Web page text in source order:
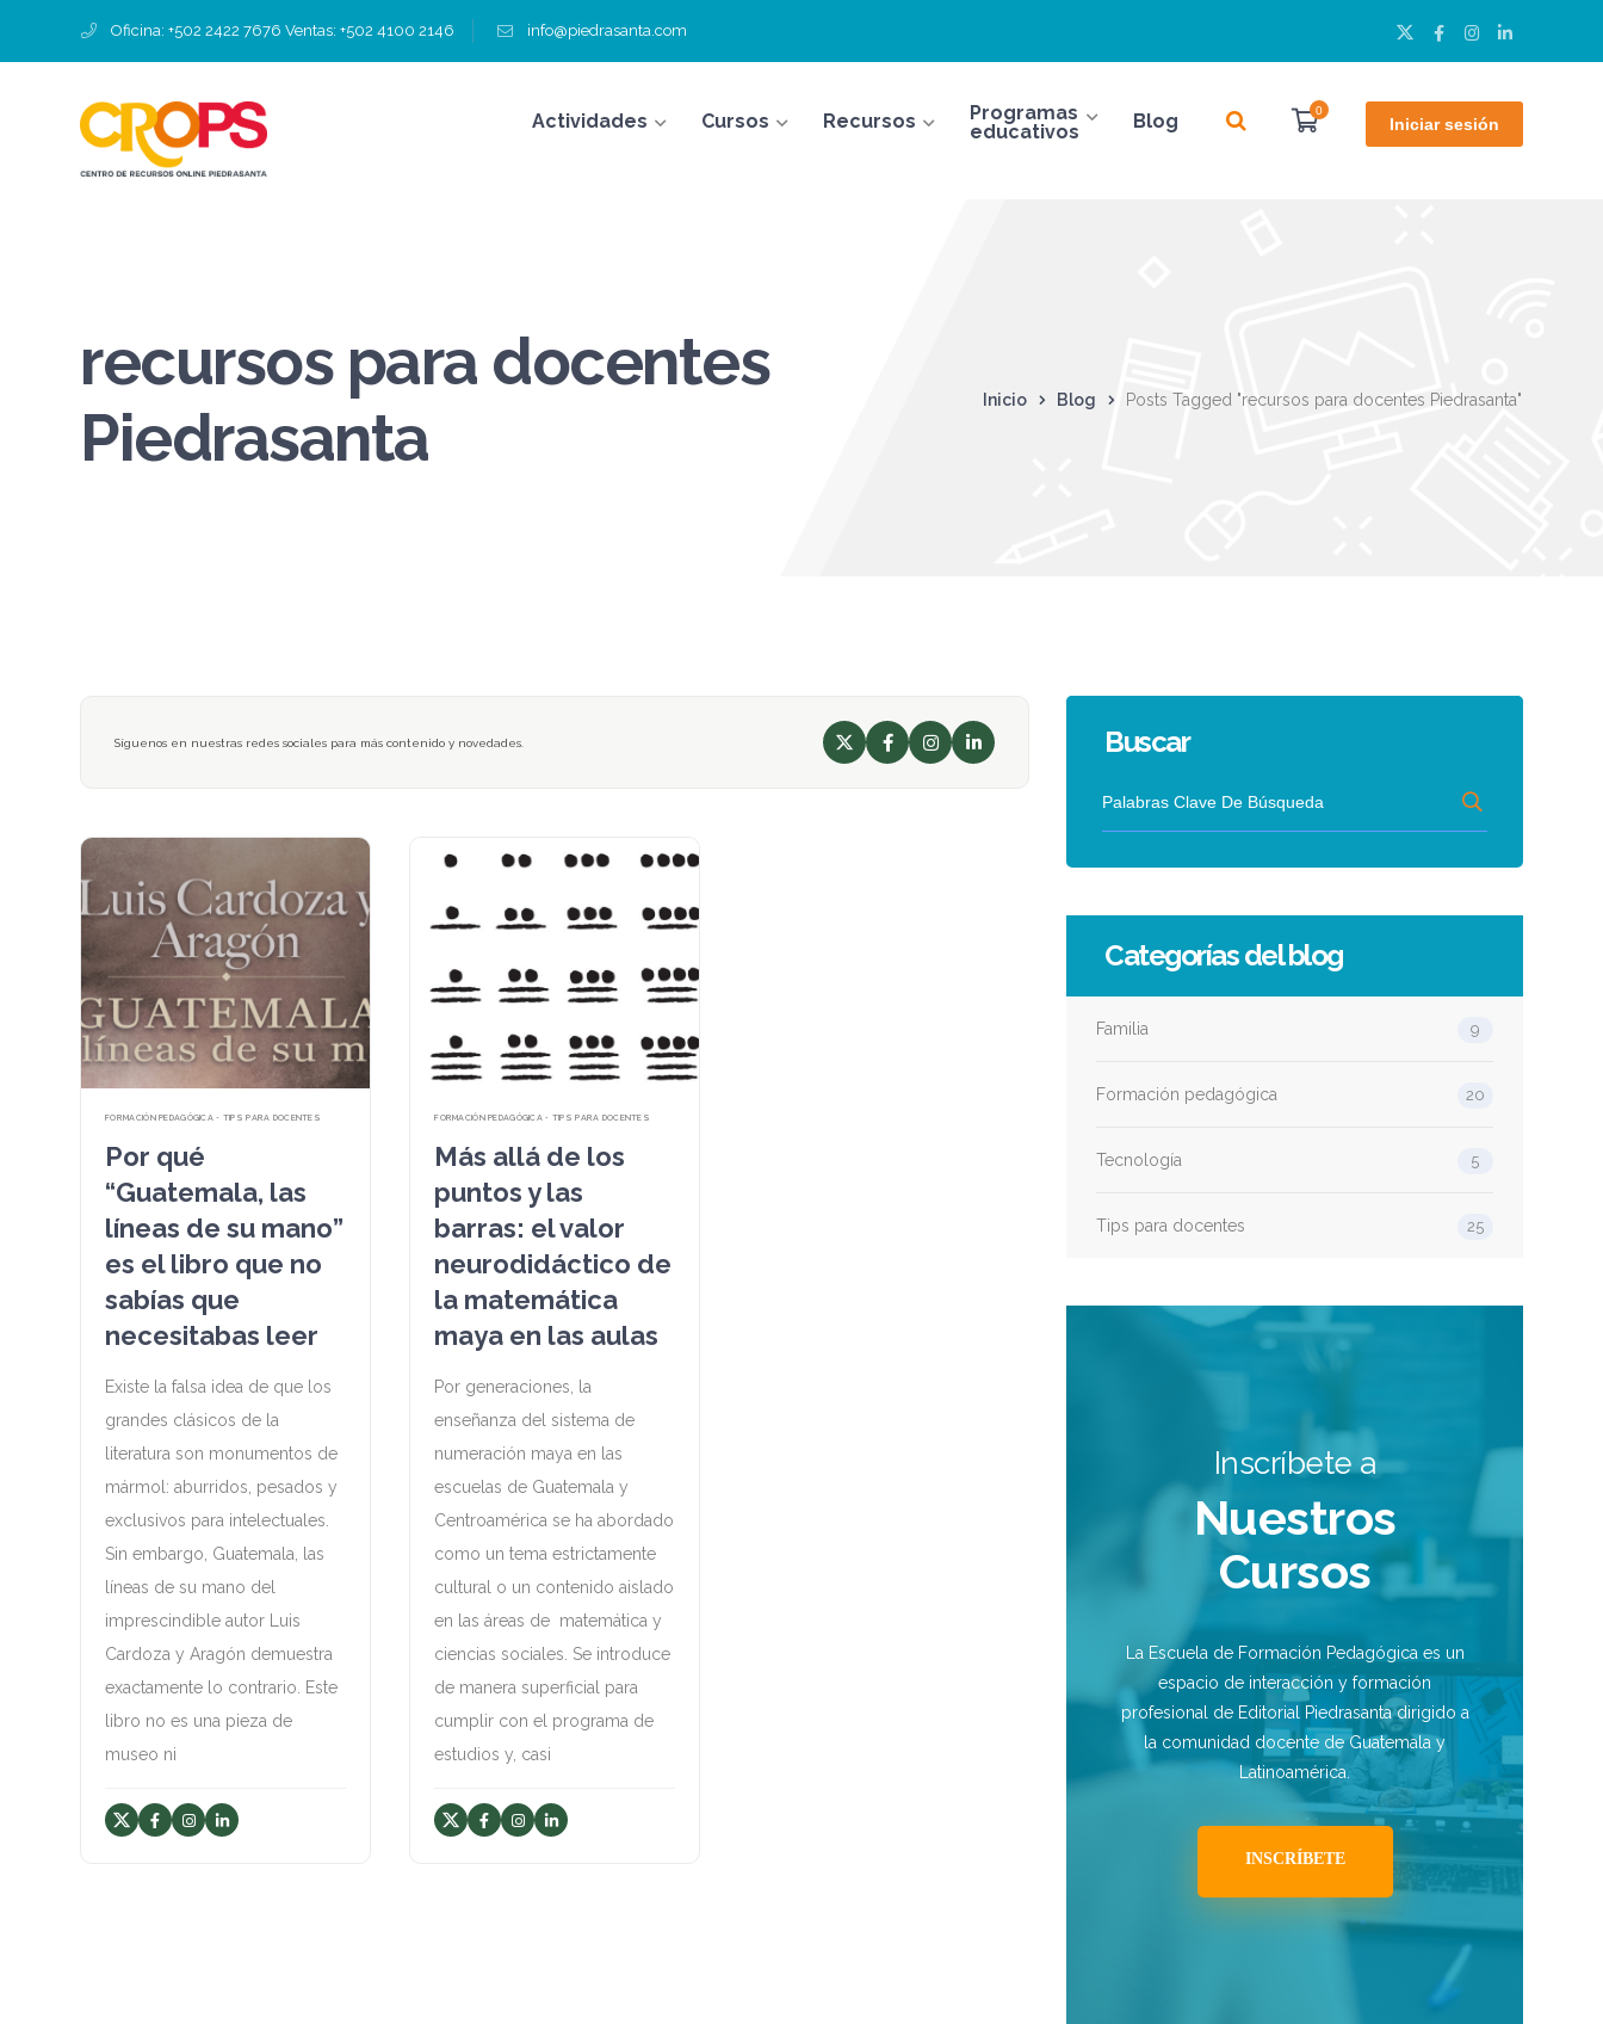
Oficina: +502 2422 7676 Ventas: +502 4100 2146 info@piedrasanta.com
Twitter
Perfil
Facebook
Perfil
Instagram
Perfil
LinkedIn
Perfil
Iniciar sesión
0
Actividades Cursos Recursos
Programas
educativos
Blog
recursos para docentes
Piedrasanta
Inicio Blog Posts Tagged "recursos para docentes Piedrasanta"
Síguenos en nuestras redes sociales para más contenido y novedades.
X
Facebook
InstagramLinkedIn
FORMACIÓN PEDAGÓGICA • TIPS PARA DOCENTES
Por qué
“Guatemala, las
líneas de su mano”
es el libro que no
sabías que
necesitabas leer
Existe la falsa idea de que los
grandes clásicos de la
literatura son monumentos de
mármol: aburridos, pesados y
exclusivos para intelectuales.
Sin embargo, Guatemala, las
líneas de su mano del
imprescindible autor Luis
Cardoza y Aragón demuestra
exactamente lo contrario. Este
libro no es una pieza de
museo ni
FORMACIÓN PEDAGÓGICA • TIPS PARA DOCENTES
Más allá de los
puntos y las
barras: el valor
neurodidáctico de
la matemática
maya en las aulas
Por generaciones, la
enseñanza del sistema de
numeración maya en las
escuelas de Guatemala y
Centroamérica se ha abordado
como un tema estrictamente
cultural o un contenido aislado
en las áreas de matemática y
ciencias sociales. Se introduce
de manera superficial para
cumplir con el programa de
estudios y, casi
Buscar
Categorías del blog
Familia 9
Formación pedagógica 20
Tecnología 5
Tips para docentes 25
Inscríbete a
Nuestros
Cursos
La Escuela de Formación Pedagógica es un
espacio de interacción y formación
profesional de Editorial Piedrasanta dirigido a
la comunidad docente de Guatemala y
Latinoamérica.
INSCRÍBETE